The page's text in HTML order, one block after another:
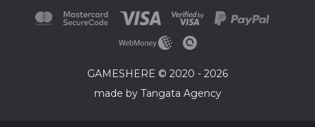
GAMESHERE © 2020 - 2026
made by Tangata Agency